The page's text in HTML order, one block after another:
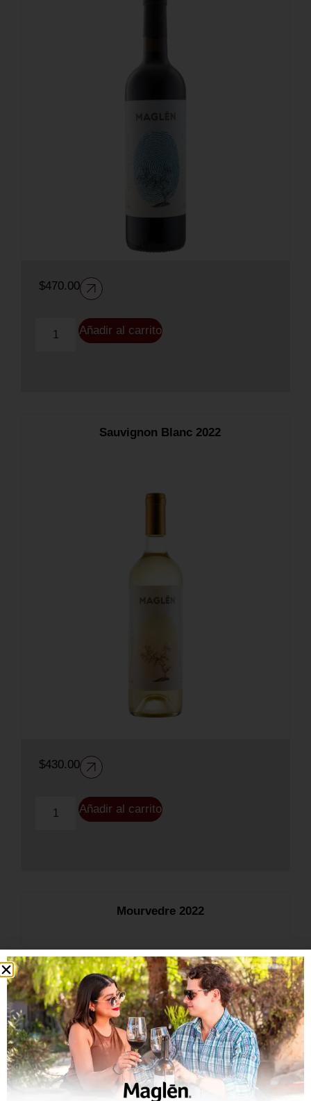
$470.00
Añadir al carrito
Sauvignon Blanc 2022
$430.00
Añadir al carrito
Mourvedre 2022